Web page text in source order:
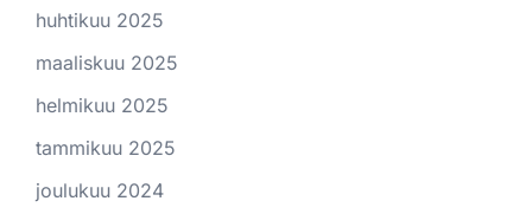
huhtikuu 2025
maaliskuu 2025
helmikuu 2025
tammikuu 2025
joulukuu 2024